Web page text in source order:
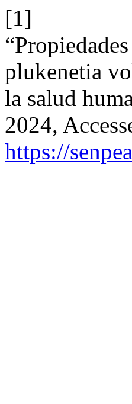
[1]
plukenetia
la salud
2024,
https://